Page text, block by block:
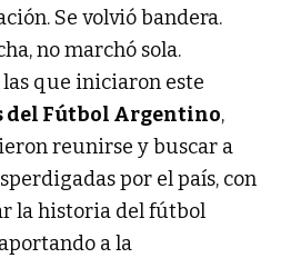
Se volvió bandera.
no marchó sola.
que iniciaron este
del Fútbol Argentino,
reunirse y buscar a
por el país, con
la historia del fútbol
a la